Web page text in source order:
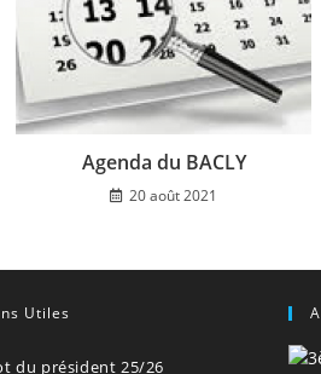
Agenda du BACLY
20 août 2021
Utiles
du président 25/26